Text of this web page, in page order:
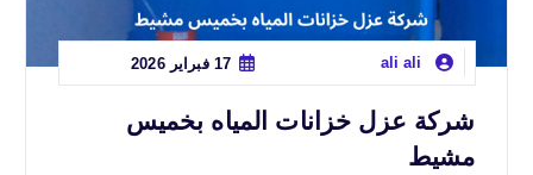
ali ali 17 فبراير 2026
شركة عزل خزانات المياه بخميس
مشيط